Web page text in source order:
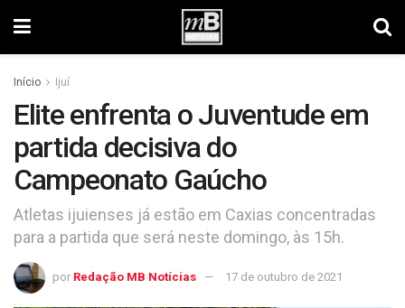
Início Ijuí
Elite enfrenta o Juventude em
partida decisiva do
Campeonato Gaúcho
Atletas ijuienses já estão em Caxias concentradas
para a partida que será neste domingo, às 15h.
por Redação MB Notícias 17 de outubro de 2021